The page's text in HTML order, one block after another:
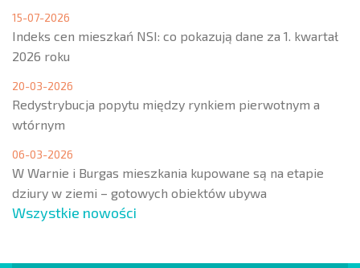
15-07-2026
Indeks cen mieszkań NSI: co pokazują dane za 1. kwartał
2026 roku
20-03-2026
Redystrybucja popytu między rynkiem pierwotnym a
wtórnym
06-03-2026
W Warnie i Burgas mieszkania kupowane są na etapie
dziury w ziemi – gotowych obiektów ubywa
Wszystkie nowości